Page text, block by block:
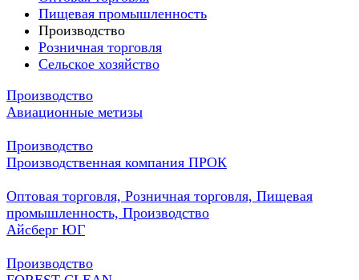
Пищевая промышленность
Производство
Розничная торговля
Сельское хозяйство
Производство
Авиационные метизы
Производство
Производственная компания ПРОК
Оптовая торговля, Розничная торговля, Пищевая
промышленность, Производство
Айсберг ЮГ
Производство